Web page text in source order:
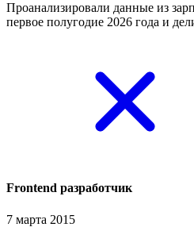
Проанализировали данные из
первое полугодие 2026 года и
Frontend разработчик
7 марта 2015